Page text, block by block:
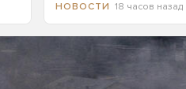
НОВОСТИ 18 часов назад